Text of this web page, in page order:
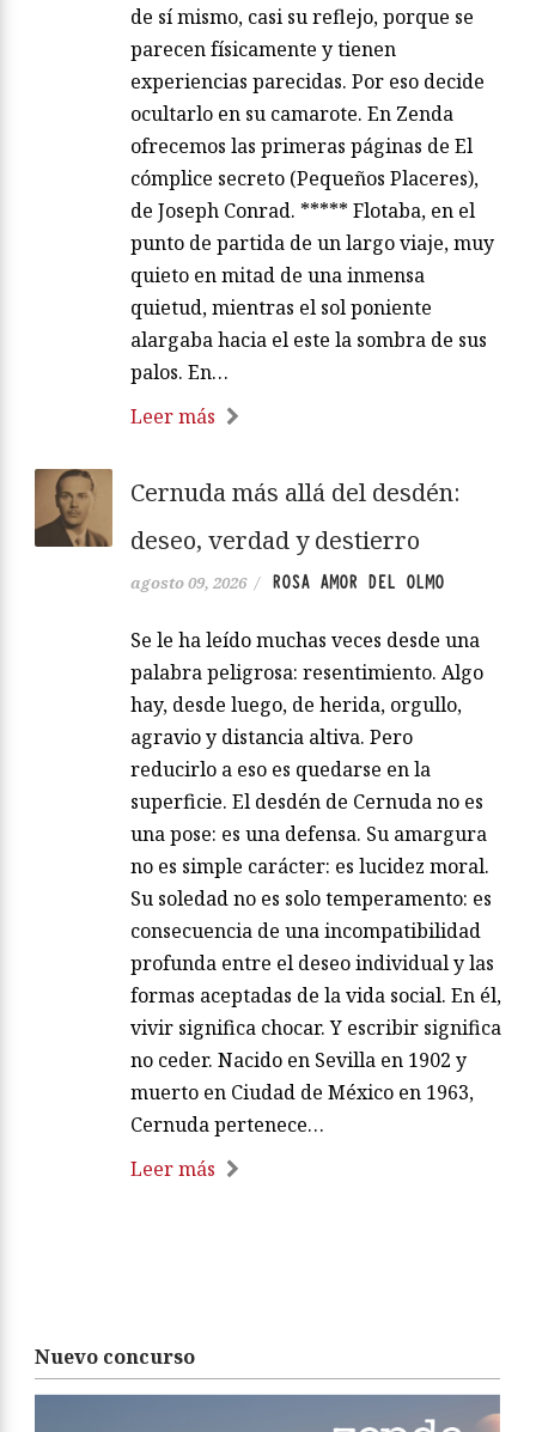
de sí mismo, casi su reflejo, porque se
parecen físicamente y tienen
experiencias parecidas. Por eso decide
ocultarlo en su camarote. En Zenda
ofrecemos las primeras páginas de El
cómplice secreto (Pequeños Placeres),
de Joseph Conrad. ***** Flotaba, en el
punto de partida de un largo viaje, muy
quieto en mitad de una inmensa
quietud, mientras el sol poniente
alargaba hacia el este la sombra de sus
palos. En…
Leer más
Cernuda más allá del desdén:
deseo, verdad y destierro
agosto 09, 2026 / ROSA AMOR DEL OLMO
Se le ha leído muchas veces desde una
palabra peligrosa: resentimiento. Algo
hay, desde luego, de herida, orgullo,
agravio y distancia altiva. Pero
reducirlo a eso es quedarse en la
superficie. El desdén de Cernuda no es
una pose: es una defensa. Su amargura
no es simple carácter: es lucidez moral.
Su soledad no es solo temperamento: es
consecuencia de una incompatibilidad
profunda entre el deseo individual y las
formas aceptadas de la vida social. En él,
vivir significa chocar. Y escribir significa
no ceder. Nacido en Sevilla en 1902 y
muerto en Ciudad de México en 1963,
Cernuda pertenece…
Leer más
Nuevo concurso